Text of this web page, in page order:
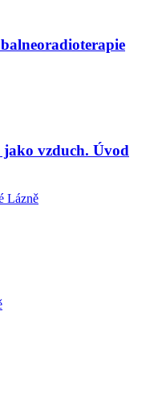
vzduch. Úvod
Lázně